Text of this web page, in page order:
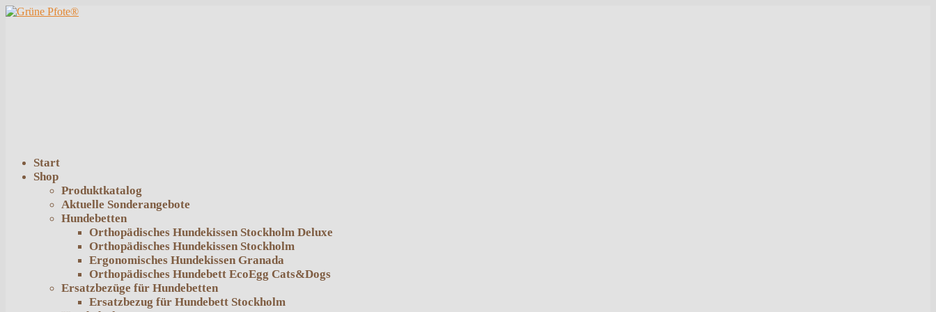
Start
Shop
Produktkatalog
Aktuelle Sonderangebote
Hundebetten
Orthopädisches Hundekissen Stockholm Deluxe
Orthopädisches Hundekissen Stockholm
Ergonomisches Hundekissen Granada
Orthopädisches Hundebett EcoEgg Cats&Dogs
Ersatzbezüge für Hundebetten
Ersatzbezug für Hundebett Stockholm